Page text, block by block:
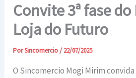
Convite 3ª fase
Loja do Futuro
PorSincomercio/ 22/07/2025
O Sincomercio Mogi Mirim convida